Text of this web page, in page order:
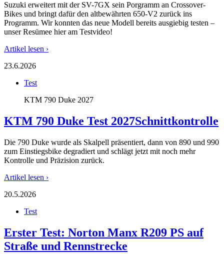
Suzuki erweitert mit der SV-7GX sein Porgramm an Crossover-
Bikes und bringt dafür den altbewährten 650-V2 zurück ins
Programm. Wir konnten das neue Modell bereits ausgiebig testen –
unser Resümee hier am Testvideo!
Artikel lesen ›
23.6.2026
Test
KTM 790 Duke 2027
KTM 790 Duke Test 2027Schnittkontrolle
Die 790 Duke wurde als Skalpell präsentiert, dann von 890 und 990
zum Einstiegsbike degradiert und schlägt jetzt mit noch mehr
Kontrolle und Präzision zurück.
Artikel lesen ›
20.5.2026
Test
Erster Test: Norton Manx R209 PS auf
Straße und Rennstrecke